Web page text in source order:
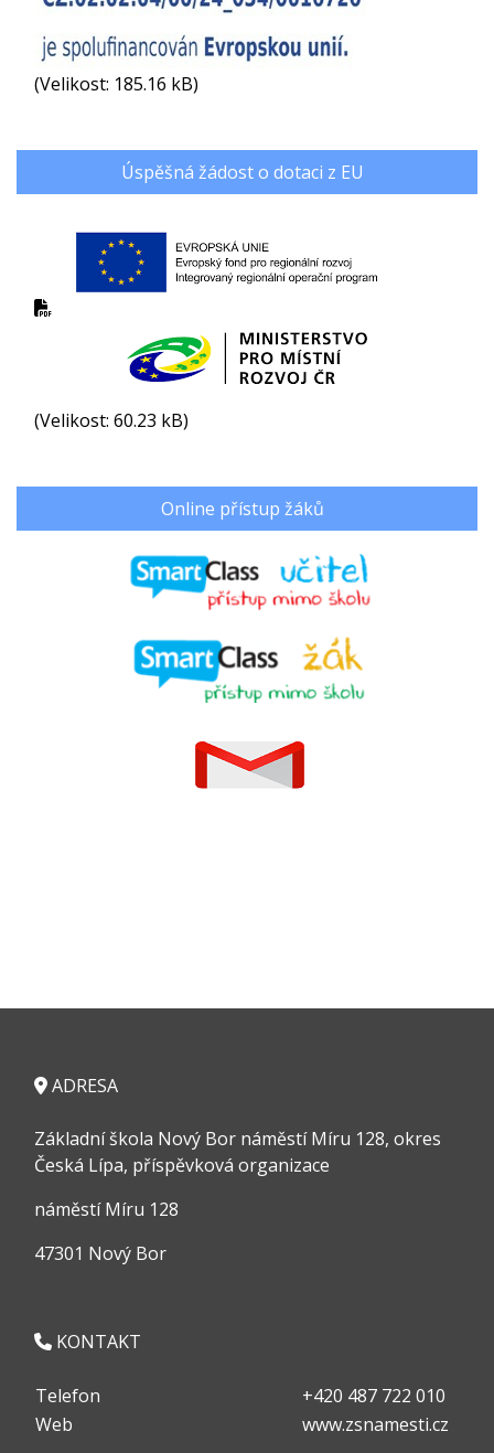
(Velikost: 185.16 kB)
Úspěšná žádost o dotaci z EU
(Velikost: 60.23 kB)
Online přístup žáků
ADRESA
Základní škola Nový Bor náměstí Míru 128, okres
Česká Lípa, příspěvková organizace
náměstí Míru 128
47301 Nový Bor
KONTAKT
Telefon
+420 487 722 010
Web
www.zsnamesti.cz